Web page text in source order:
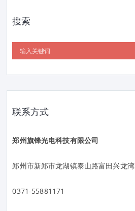
搜索
联系方式
郑州旗锋光电科技有限公司
郑州市新郑市龙湖镇泰山路富田兴龙
0371-55881171